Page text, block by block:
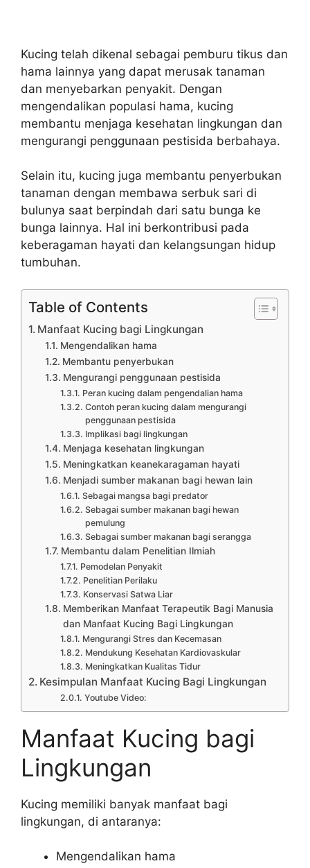
Kucing telah dikenal sebagai pemburu tikus dan
hama lainnya yang dapat merusak tanaman
dan menyebarkan penyakit. Dengan
mengendalikan populasi hama, kucing
membantu menjaga kesehatan lingkungan dan
mengurangi penggunaan pestisida berbahaya.
Selain itu, kucing juga membantu penyerbukan
tanaman dengan membawa serbuk sari di
bulunya saat berpindah dari satu bunga ke
bunga lainnya. Hal ini berkontribusi pada
keberagaman hayati dan kelangsungan hidup
tumbuhan.
Table of Contents
Manfaat Kucing bagi Lingkungan
Mengendalikan hama
Membantu penyerbukan
Mengurangi penggunaan pestisida
Peran kucing dalam pengendalian hama
Contoh peran kucing dalam mengurangi
penggunaan pestisida
Implikasi bagi lingkungan
Menjaga kesehatan lingkungan
Meningkatkan keanekaragaman hayati
Menjadi sumber makanan bagi hewan lain
Sebagai mangsa bagi predator
Sebagai sumber makanan bagi hewan
pemulung
Sebagai sumber makanan bagi serangga
Membantu dalam Penelitian Ilmiah
Pemodelan Penyakit
Penelitian Perilaku
Konservasi Satwa Liar
Memberikan Manfaat Terapeutik Bagi Manusia
dan Manfaat Kucing Bagi Lingkungan
Mengurangi Stres dan Kecemasan
Mendukung Kesehatan Kardiovaskular
Meningkatkan Kualitas Tidur
Kesimpulan Manfaat Kucing Bagi Lingkungan
Youtube Video:
Manfaat Kucing bagi
Lingkungan
Kucing memiliki banyak manfaat bagi
lingkungan, di antaranya:
Mengendalikan hama